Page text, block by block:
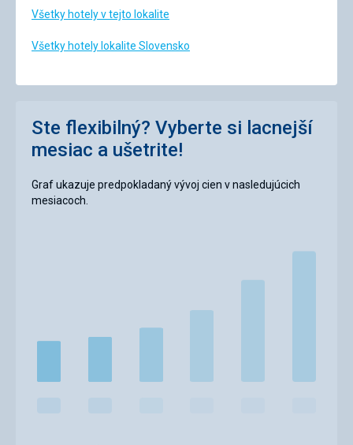
Všetky hotely v tejto lokalite
Všetky hotely lokalite Slovensko
Ste flexibilný? Vyberte si lacnejší
mesiac a ušetrite!
Graf ukazuje predpokladaný vývoj cien v nasledujúcich
mesiacoch.